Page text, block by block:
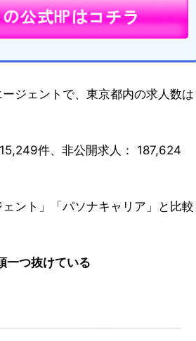
ジェントで、東京都内の求人数は
件、非公開求人： 187,624
ント」「パソナキャリア」と比較
一つ抜けている